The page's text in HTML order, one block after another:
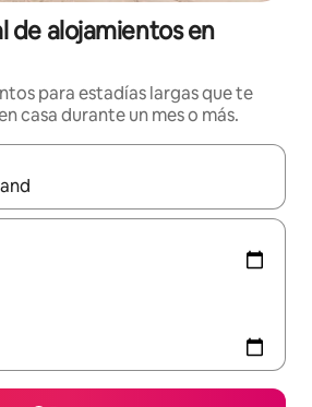
de alojamientos en
para estadías largas que te
casa durante un mes o más.
estén disponibles, navega con las